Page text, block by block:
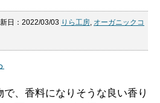
日：2022/03/03 りら工房, オーガニックコ
、香料になりそうな良い香り